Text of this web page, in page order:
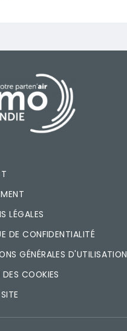
PAGE
LÉGALES
DE CONFIDENTIALITÉ
GÉNÉRALES D'UTILISATION
COOKIES